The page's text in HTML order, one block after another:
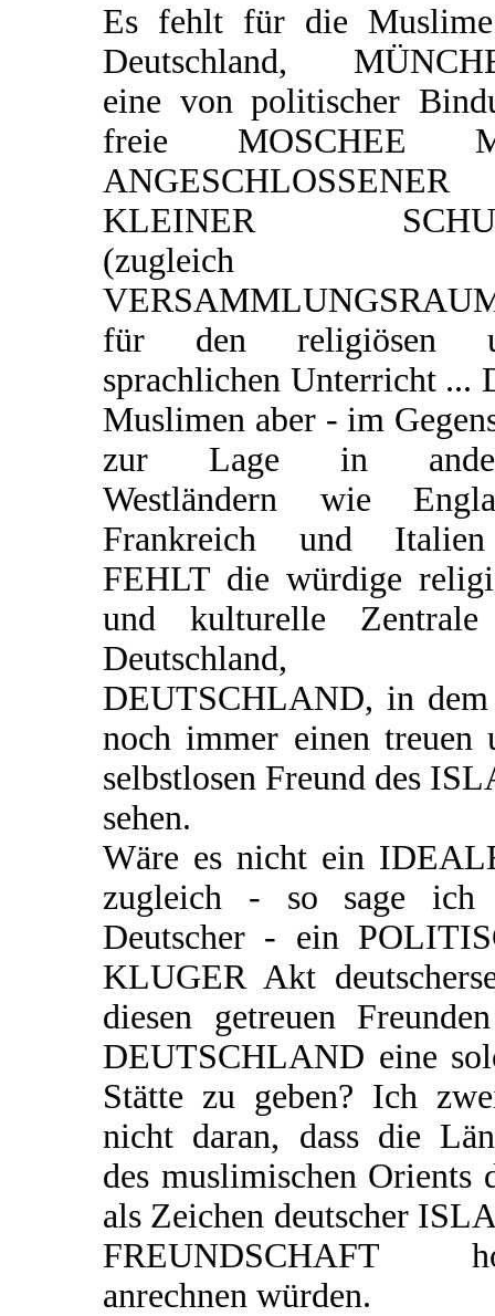
Es fehlt für die
Deutschland,
eine von politischer
freie MOSCHEE
ANGESCHLOSSENER
KLEINER
(zugleich
für den religiösen
sprachlichen Unterricht ...
Muslimen aber - im
zur Lage in
Westländern wie
Frankreich und
FEHLT die würdige
und kulturelle
Deutschland,
DEUTSCHLAND, in dem
noch immer einen treuen
selbstlosen Freund des
sehen.
Wäre es nicht ein
zugleich - so sage ich
Deutscher - ein
KLUGER Akt
diesen getreuen
DEUTSCHLAND eine
Stätte zu geben? Ich
nicht daran, dass die
des muslimischen Orients
als Zeichen deutscher
FREUNDSCHAFT
anrechnen würden.